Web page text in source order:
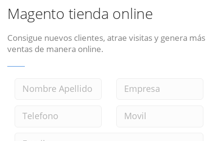
Magento tienda online
Consigue nuevos clientes, atrae visitas y genera más
ventas de manera online.